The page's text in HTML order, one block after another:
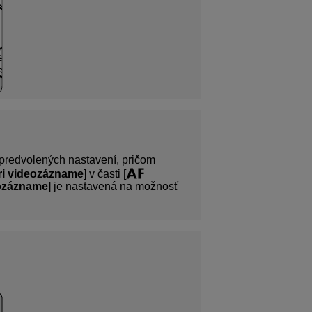
nastavení, pričom
videozázname ] v časti [
] je nastavená na možnosť